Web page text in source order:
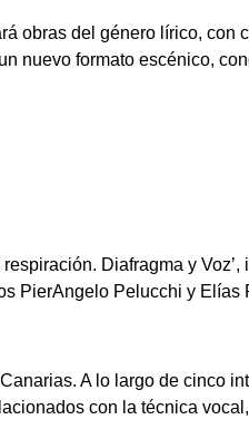
obras del género lírico, con
nuevo formato escénico,
Diafragma y Voz’,
PierAngelo Pelucchi y Elías
A lo largo de cinco
con la técnica